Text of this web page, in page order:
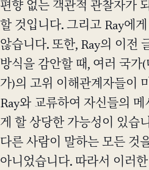
편향 없는 객관적 관찰자가
할 것입니다. 그리고 Ray에
않습니다. 또한, Ray의 이전
방식을 감안할 때, 여러 국가
가)의 고위 이해관계자들이
Ray와 교류하여 자신들의
게 할 상당한 가능성이 있습
다른 사람이 말하는 모든 것
아니었습니다. 따라서 이러